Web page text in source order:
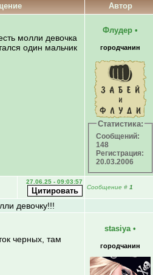
Автор
молли девочка
один мальчик
Флудер •
городчанин
Статистика:
Сообщений:
148
Регистрация:
20.03.2006
27.06.25 - 09:03:57
Сообщение # 1
девочку!!!
черных, там
stasiya •
городчанин